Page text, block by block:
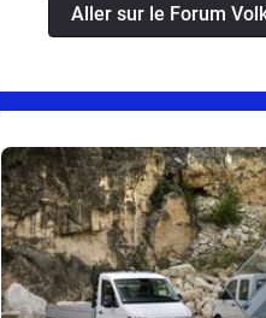
Aller sur le Forum